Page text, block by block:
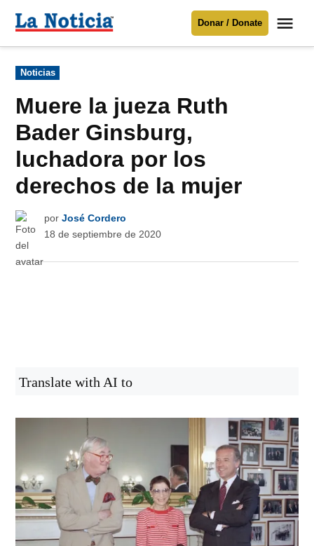
Para mantenerte informado necesitamos
Donar
contenido
Noticia
Donar / Donate
Publicado
en
Noticias
Muere la jueza Ruth
Bader Ginsburg,
luchadora por los
derechos de la mujer
por José Cordero
18 de septiembre de 2020
Translate with AI to